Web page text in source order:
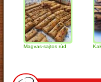
Magvas-sajtos rúd Kakaós